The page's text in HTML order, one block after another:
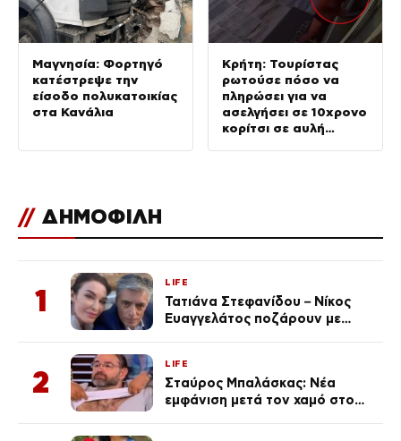
Μαγνησία: Φορτηγό
κατέστρεψε την
είσοδο πολυκατοικίας
στα Κανάλια
Κρήτη: Τουρίστας
ρωτούσε πόσο να
πληρώσει για να
ασελγήσει σε 10χρονο
κορίτσι σε αυλή
// ΔΗΜΟΦΙΛΗ
1
LIFE
Τατιάνα Στεφανίδου – Νίκος
Ευαγγελάτος ποζάρουν με
2
LIFE
Σταύρος Μπαλάσκας: Νέα
εμφάνιση μετά τον χαμό στο